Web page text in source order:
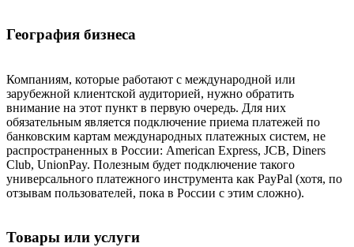
География бизнеса
Компаниям, которые работают с международной или
зарубежной клиентской аудиторией, нужно обратить
внимание на этот пункт в первую очередь. Для них
обязательным является подключение приема платежей по
банковским картам международных платежных систем, не
распространенных в России: American Express, JCB, Diners
Club, UnionPay. Полезным будет подключение такого
универсального платежного инструмента как PayPal (хотя, по
отзывам пользователей, пока в России с этим сложно).
Товары или услуги